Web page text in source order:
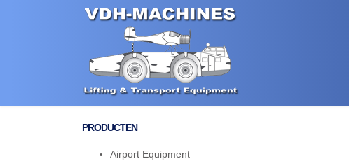
PRODUCTEN
Airport Equipment